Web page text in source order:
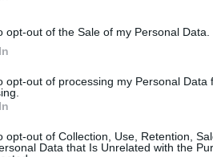
opt-out of the Sale of my Personal Data.
opt-out of processing my Personal Data
opt-out of Collection, Use, Retention,
Data that Is Unrelated with the